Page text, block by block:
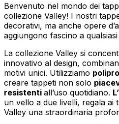
Benvenuto nel mondo dei
collezione Valley! I nostri
decorativi, ma anche opere
aggiungono fascino a
La collezione Valley si
innovativo al design,
motivi unici. Utilizziamo
creare tappeti non solo
resistenti all’uso quotidiano.
un vello a due livelli, regala ai
Valley una straordinaria